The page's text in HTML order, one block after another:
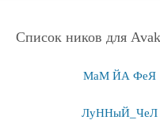
Список ников для
МаМ ЙА ФеЯ
ЛуННыЙ_ЧеЛ